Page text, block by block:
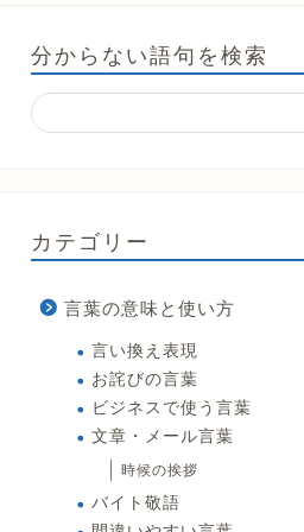
分からない語句を検索
カテゴリー
言葉の意味と使い方
言い換え表現
お詫びの言葉
ビジネスで使う言葉
文章・メール言葉
時候の挨拶
バイト敬語